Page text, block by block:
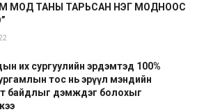
МОД ТАНЫ ТАРЬСАН НЭГ МОДНООС
их сургуулийн эрдэмтэд 100%
тос нь эрүүл мэндийн
байдлыг дэмждэг болохыг